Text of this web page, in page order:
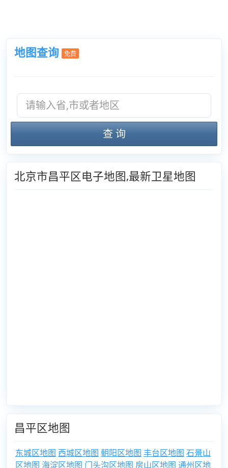
地图查询 免费
查 询
北京市昌平区电子地图,最新卫星地图
昌平区地图
东城区地图 西城区地图 朝阳区地图 丰台区地图 石景山
区地图 海淀区地图 门头沟区地图 房山区地图 通州区地